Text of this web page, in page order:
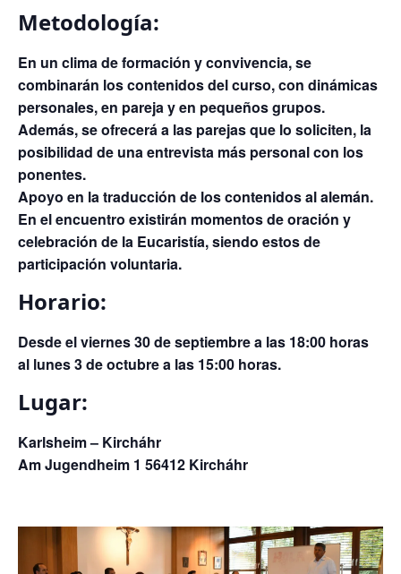
Metodología:
En un clima de formación y convivencia, se
combinarán los contenidos del curso, con dinámicas
personales, en pareja y en pequeños grupos.
Además, se ofrecerá a las parejas que lo soliciten, la
posibilidad de una entrevista más personal con los
ponentes.
Apoyo en la traducción de los contenidos al alemán.
En el encuentro existirán momentos de oración y
celebración de la Eucaristía, siendo estos de
participación voluntaria.
Horario:
Desde el viernes 30 de septiembre a las 18:00 horas
al lunes 3 de octubre a las 15:00 horas.
Lugar:
Karlsheim – Kircháhr
Am Jugendheim 1 56412 Kircháhr